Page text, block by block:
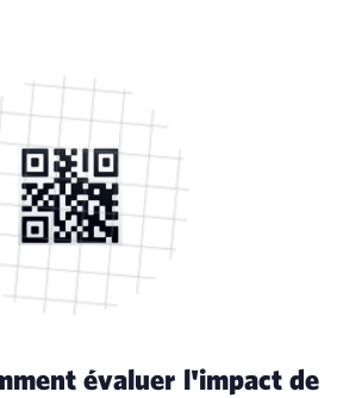
évaluer l'impact de